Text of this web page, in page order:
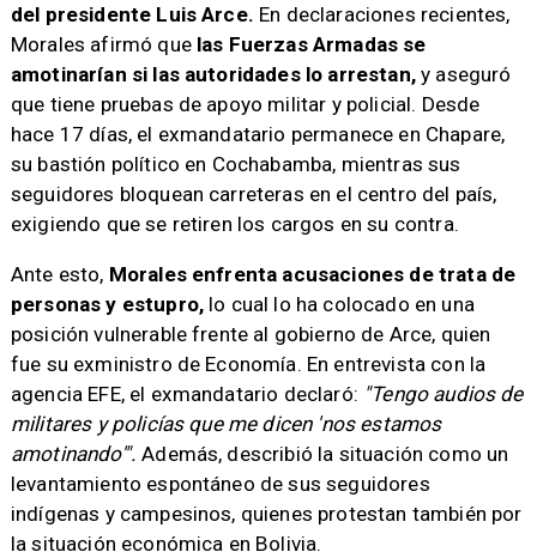
del presidente Luis Arce. En declaraciones recientes,
Morales afirmó que las Fuerzas Armadas se
amotinarían si las autoridades lo arrestan,y aseguró
que tiene pruebas de apoyo militar y policial. Desde
hace 17 días, el exmandatario permanece en Chapare,
su bastión político en Cochabamba, mientras sus
seguidores bloquean carreteras en el centro del país,
exigiendo que se retiren los cargos en su contra.
Ante esto, Morales enfrenta acusaciones de trata de
personas y estupro, lo cual lo ha colocado en una
posición vulnerable frente al gobierno de Arce, quien
fue su exministro de Economía. En entrevista con la
agencia EFE, el exmandatario declaró: "Tengo audios de
militares y policías que me dicen 'nos estamos
amotinando'". Además, describió la situación como un
levantamiento espontáneo de sus seguidores
indígenas y campesinos, quienes protestan también por
la situación económica en Bolivia.